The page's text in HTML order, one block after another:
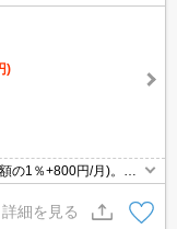
)
の1％+800円/月)。ウ
バス。オートロック。
詳細を見る